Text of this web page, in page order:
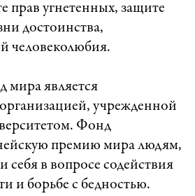
прав угнетенных, защите
достоинства,
человеколюбия.
мира является
учрежденной
Фонд
премию мира людям,
себя в вопросе содействия
и борьбе с бедностью.